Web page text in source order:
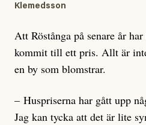
Klemedsson
Att Röstånga på senare år
kommit till ett pris. Allt är
en by som blomstrar.
– Huspriserna har gått upp
Jag kan tycka att det är lite